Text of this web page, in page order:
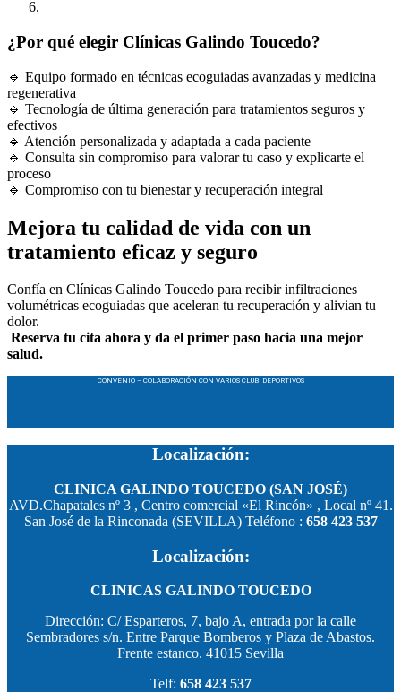
¿Por qué elegir Clínicas Galindo Toucedo?
🔹 Equipo formado en técnicas ecoguiadas avanzadas y medicina
regenerativa
🔹 Tecnología de última generación para tratamientos seguros y
efectivos
🔹 Atención personalizada y adaptada a cada paciente
🔹 Consulta sin compromiso para valorar tu caso y explicarte el
proceso
🔹 Compromiso con tu bienestar y recuperación integral
Mejora tu calidad de vida con un
tratamiento eficaz y seguro
Confía en Clínicas Galindo Toucedo para recibir infiltraciones
volumétricas ecoguiadas que aceleran tu recuperación y alivian tu
dolor.
Reserva tu cita ahora y da el primer paso hacia una mejor
salud.
CONVENIO – COLABORACIÓN CON VARIOS CLUB DEPORTIVOS
Localización:
CLINICA GALINDO TOUCEDO (SAN JOSÉ)
AVD.Chapatales nº 3 , Centro comercial «El Rincón» , Local nº 41.
San José de la Rinconada (SEVILLA) Teléfono : 658 423 537
Localización:
CLINICAS GALINDO TOUCEDO
Dirección: C/ Esparteros, 7, bajo A, entrada por la calle
Sembradores s/n. Entre Parque Bomberos y Plaza de Abastos.
Frente estanco. 41015 Sevilla
Telf: 658 423 537